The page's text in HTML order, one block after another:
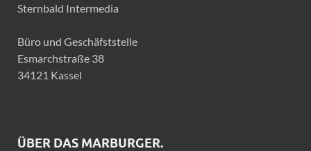
Sternbald Intermedia
Büro und Geschäfststelle
Esmarchstraße 38
34121 Kassel
ÜBER DAS MARBURGER.